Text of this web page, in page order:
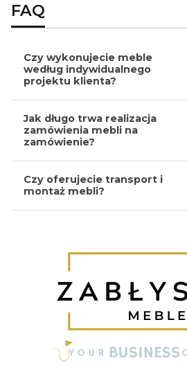
FAQ
Czy wykonujecie meble
według indywidualnego
projektu klienta?
Jak długo trwa realizacja
zamówienia mebli na
zamówienie?
Czy oferujecie transport i
montaż mebli?